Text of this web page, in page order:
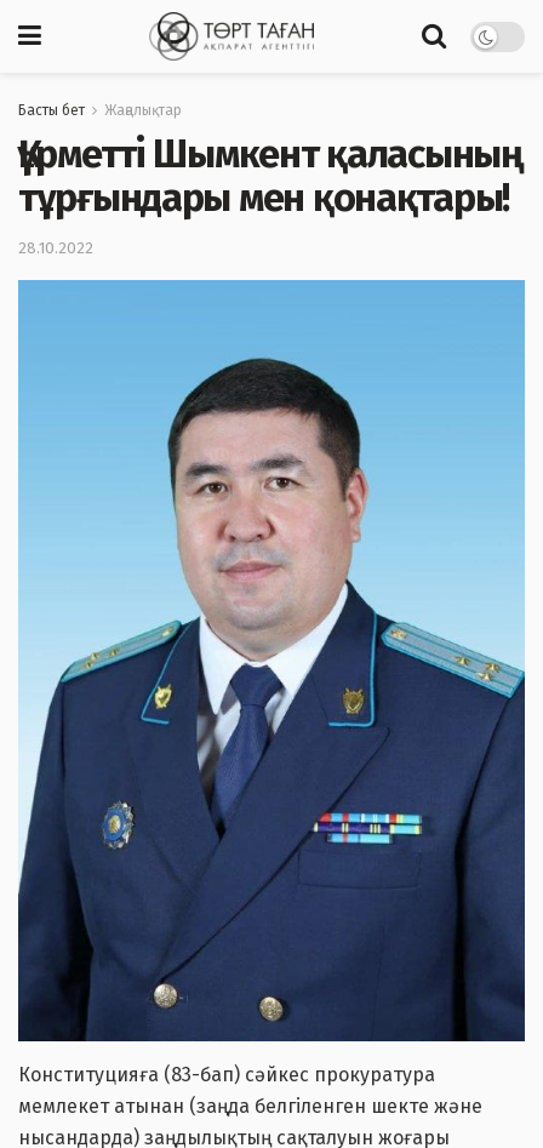
Басты бет Жаңалықтар
Құрметті Шымкент қаласының
тұрғындары мен қонақтары!
28.10.2022
Конституцияға (83-бап) сәйкес прокуратура
мемлекет атынан (заңда белгіленген шекте және
нысандарда) заңдылықтың сақталуын жоғары